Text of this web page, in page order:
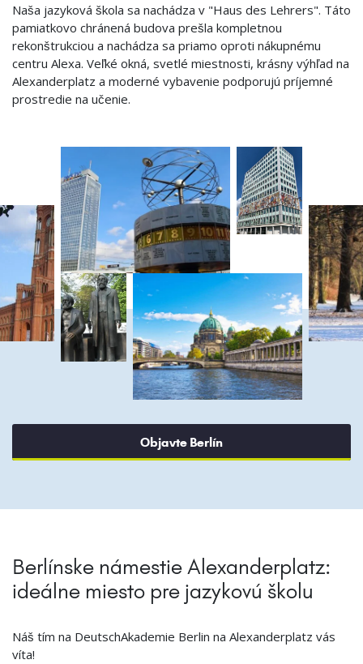
Naša jazyková škola sa nachádza v "Haus des Lehrers". Táto
pamiatkovo chránená budova prešla kompletnou
rekonštrukciou a nachádza sa priamo oproti nákupnému
centru Alexa. Veľké okná, svetlé miestnosti, krásny výhľad na
Alexanderplatz a moderné vybavenie podporujú príjemné
prostredie na učenie.
Objavte Berlín
Berlínske námestie Alexanderplatz:
ideálne miesto pre jazykovú školu
Náš tím na DeutschAkademie Berlin na Alexanderplatz vás
víta!